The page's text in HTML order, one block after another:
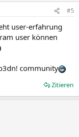
#5
user-erfahrung
user können
community
Zitieren